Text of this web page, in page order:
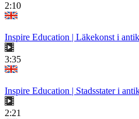
2:10
Inspire Education | Läkekonst i
3:35
Inspire Education | Stadsstater i
2:21